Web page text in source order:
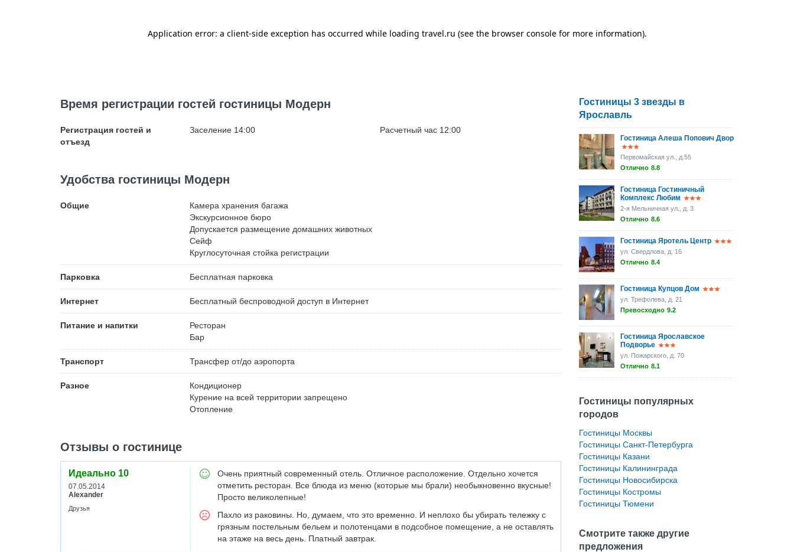
Время регистрации гостей гостиницы Модерн
Регистрация гостей и
отъезд
Заселение 14:00 Расчетный час 12:00
Удобства гостиницы Модерн
Общие
Камера хранения багажа
Экскурсионное бюро
Допускается размещение домашних животных
Сейф
Круглосуточная стойка регистрации
Парковка Бесплатная парковка
Интернет Бесплатный беспроводной доступ в Интернет
Питание и напитки
Ресторан
Бар
Транспорт Трансфер от/до аэропорта
Разное
Кондиционер
Курение на всей территории запрещено
Отопление
Отзывы о гостинице
Идеально 10
07.05.2014
Alexander
Друзья
Очень приятный современный отель. Отличное расположение. Отдельно хочется
отметить ресторан. Все блюда из меню (которые мы брали) необыкновенно вкусные!
Просто великолепные!
Пахло из раковины. Но, думаем, что это временно. И неплохо бы убирать тележку с
грязным постельным бельем и полотенцами в подсобное помещение, а не оставлять
на этаже на весь день. Платный завтрак.
Гостиницы 3 звезды в
Ярославль
Гостиница Алеша Попович Двор
Первомайская ул., д.55
Отлично 8.8
Гостиница Гостиничный
Комплекс Любим
2-я Мельничная ул., д. 3
Отлично 8.6
Гостиница Яротель Центр
ул. Свердлова, д. 16
Отлично 8.4
Гостиница Купцов Дом
ул. Трефолева, д. 21
Превосходно 9.2
Гостиница Ярославское
Подворье
ул. Пожарского, д. 70
Отлично 8.1
Гостиницы популярных
городов
Гостиницы Москвы
Гостиницы Санкт-Петербурга
Гостиницы Казани
Гостиницы Калининграда
Гостиницы Новосибирска
Гостиницы Костромы
Гостиницы Тюмени
Смотрите также другие
предложения